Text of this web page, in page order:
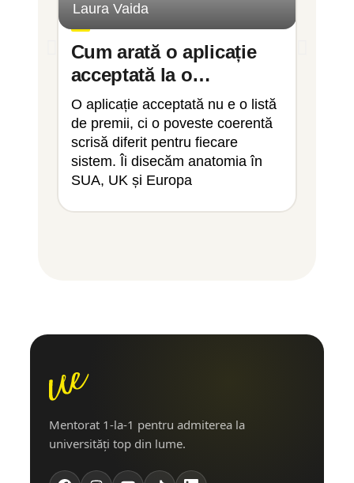
Laura Vaida
Cum arată o aplicație
acceptată la o
universitate de top
O aplicație acceptată nu e o listă
de premii, ci o poveste coerentă
scrisă diferit pentru fiecare
sistem. Îi disecăm anatomia în
SUA, UK și Europa
Mentorat 1-la-1 pentru admiterea la
universități top din lume.